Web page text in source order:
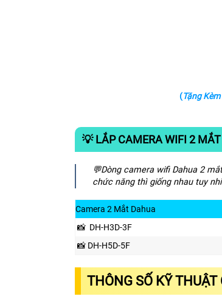
(Tặng
💡 LẮP CAMERA WIFI 2
️💬Dòng camera wifi Dahua 2
chức năng thì giống nhau tuy
Camera 2 Mắt Dahua
📸 DH-H3D-3F
📸 DH-H5D-5F
THÔNG SỐ KỸ